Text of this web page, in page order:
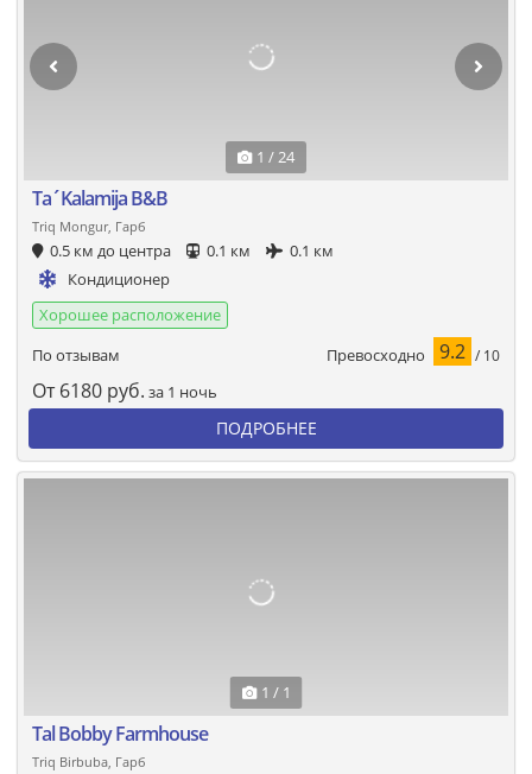
1 / 24
Ta´Kalamija B&B
Triq Mongur, Гарб
0.5 км до центра 0.1 км
0.1 км
Кондиционер
Хорошее расположение
По отзывам
Превосходно 9.2 / 10
От 6180 руб. за 1 ночь
ПОДРОБНЕЕ
1 / 1
Tal Bobby Farmhouse
Triq Birbuba, Гарб